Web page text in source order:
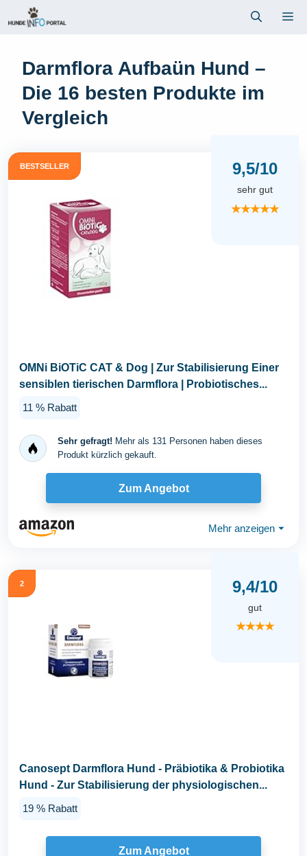
Inhalt
Darmflora Aufbaün Hund –
Die 16 besten Produkte im
Vergleich
BESTSELLER 9,5/10
sehr gut
★★★★★
OMNi BiOTiC CAT & Dog | Zur Stabilisierung Einer
sensiblen tierischen Darmflora | Probiotisches...
11 % Rabatt
Sehr gefragt! Mehr als 131 Personen haben dieses
Produkt kürzlich gekauft.
Zum Angebot
Mehr anzeigen ⏷
2 9,4/10
gut
★★★★
Canosept Darmflora Hund - Präbiotika & Probiotika
Hund - Zur Stabilisierung der physiologischen...
19 % Rabatt
Zum Angebot